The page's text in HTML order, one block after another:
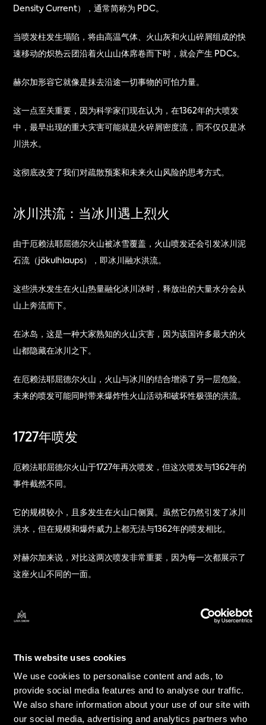
This website uses cookies
We use cookies to personalise content and ads, to
provide social media features and to analyse our traffic.
We also share information about your use of our site with
our social media, advertising and analytics partners who
Density Current），通常简称为 PDC。
当喷发柱发生塌陷，将由高温气体、火山灰和火山碎屑组成的快
速移动的炽热云团沿着火山山体席卷而下时，就会产生 PDCs。
赫尔加形容它就像是抹去沿途一切事物的可怕力量。
这一点至关重要，因为科学家们现在认为，在1362年的大喷发
中，最早出现的重大灾害可能就是火碎屑密度流，而不仅仅是冰
川洪水。
这彻底改变了我们对疏散预案和未来火山风险的思考方式。
冰川洪流：当冰川遇上烈火
由于厄赖法耶屈德尔火山被冰雪覆盖，火山喷发还会引发冰川泥
石流（jökulhlaups），即冰川融水洪流。
这些洪水发生在火山热量融化冰川冰时，释放出的大量水分会从
山上奔流而下。
在冰岛，这是一种大家熟知的火山灾害，因为该国许多最大的火
山都隐藏在冰川之下。
在厄赖法耶屈德尔火山，火山与冰川的结合增添了另一层危险。
未来的喷发可能同时带来爆炸性火山活动和破坏性极强的洪流。
1727年喷发
厄赖法耶屈德尔火山于1727年再次喷发，但这次喷发与1362年的
事件截然不同。
它的规模较小，且多发生在火山口侧翼。虽然它仍然引发了冰川
洪水，但在规模和爆炸威力上都无法与1362年的喷发相比。
对赫尔加来说，对比这两次喷发非常重要，因为每一次都展示了
这座火山不同的一面。
如今科学家们如何研究厄赖法耶屈德尔火
她研究的是实验岩石学，这意味着要在实验室里重现火山环境。
她使用微型的黄金胶囊，在控制压力、温度、水分和二氧化碳的